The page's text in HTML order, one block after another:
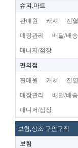
슈펴.마트
판매원 캐셔 진열
매장관리 배달/배송
매니저/점장
편의점
판매원 캐셔 진열
매장관리 배달/배송
매니저/점장
보험,상조 구인구직
보험